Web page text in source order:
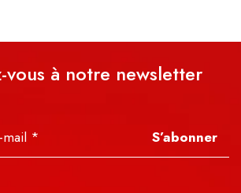
vous à notre newsletter
S’abonner